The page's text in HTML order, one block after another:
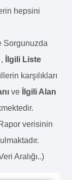
hepsini
Sorgunuzda
İlgili Liste
karşılıkları
ve
İlgili Alan
verisinin
Aralığı..)